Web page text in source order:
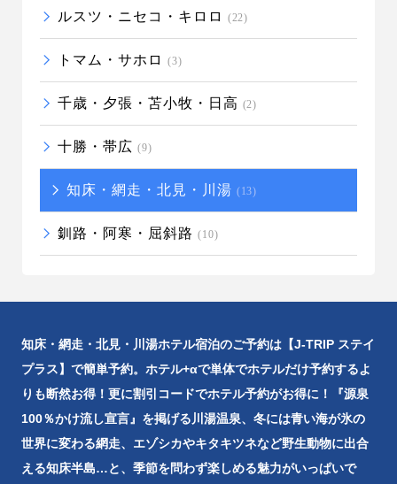
ルスツ・ニセコ・キロロ (22)
トマム・サホロ (3)
千歳・夕張・苫小牧・日高 (2)
十勝・帯広 (9)
知床・網走・北見・川湯 (13)
釧路・阿寒・屈斜路 (10)
知床・網走・北見・川湯ホテル宿泊のご予約は【J-TRIP ステイ
プラス】で簡単予約。ホテル+αで単体でホテルだけ予約するよ
りも断然お得！更に割引コードでホテル予約がお得に！『源泉
100％かけ流し宣言』を掲げる川湯温泉、冬には青い海が氷の
世界に変わる網走、エゾシカやキタキツネなど野生動物に出合
える知床半島…と、季節を問わず楽しめる魅力がいっぱいで